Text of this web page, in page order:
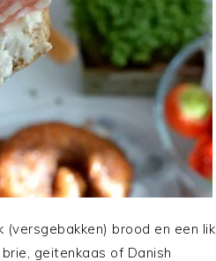
(versgebakken) brood en een lik
geitenkaas of Danish